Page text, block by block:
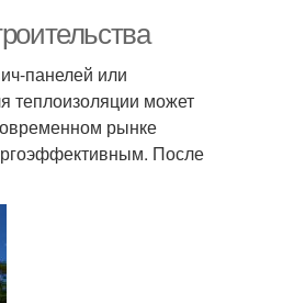
панелей или
теплоизоляции может
рынке
После